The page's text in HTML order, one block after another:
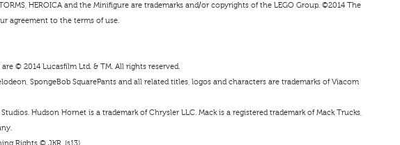
HEROICA and the Minifigure are trademarks and/or copyrights of the LEGO Group. ©2014 The
agreement to the terms of use.
© 2014 Lucasfilm Ltd. & TM. All rights reserved.
SpongeBob SquarePants and all related titles, logos and characters are trademarks of Viacom
Hudson Hornet is a trademark of Chrysler LLC. Mack is a registered trademark of Mack Trucks,